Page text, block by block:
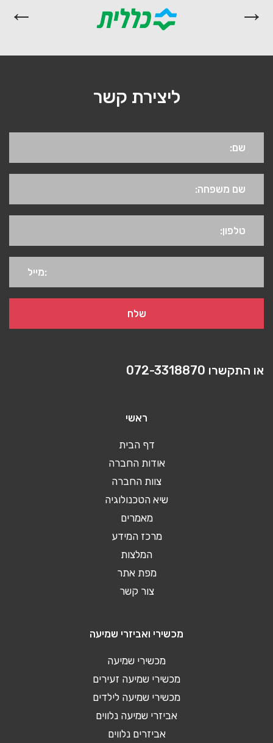
ליצירת קשר
או התקשרו 072-3318870
ראשי
דף הבית
אודות החברה
צוות החברה
שיא הטכנולוגיה
מאמרים
מרכז המידע
המלצות
מפת אתר
צור קשר
מכשירי ואביזרי שמיעה
מכשירי שמיעה
מכשירי שמיעה זעירים
מכשירי שמיעה לילדים
אביזרי שמיעה נלווים
אביזרים נלווים